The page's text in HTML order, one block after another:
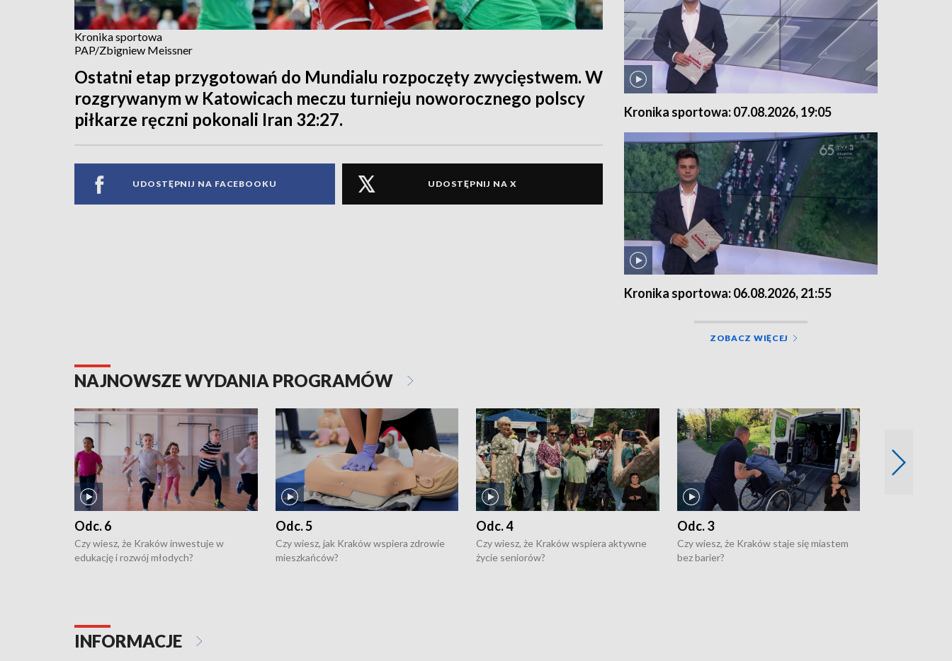
Kronika sportowa
PAP/Zbigniew Meissner
Ostatni etap przygotowań do Mundialu rozpoczęty zwycięstwem. W
rozgrywanym w Katowicach meczu turnieju noworocznego polscy
piłkarze ręczni pokonali Iran 32:27.
UDOSTĘPNIJ NA FACEBOOKU UDOSTĘPNIJ NA X
Kronika sportowa: 07.08.2026, 19:05
Kronika sportowa: 06.08.2026, 21:55
ZOBACZ WIĘCEJ
NAJNOWSZE WYDANIA PROGRAMÓW
Odc. 6
Czy wiesz, że Kraków inwestuje w
edukację i rozwój młodych?
Odc. 5
Czy wiesz, jak Kraków wspiera zdrowie
mieszkańców?
Odc. 4
Czy wiesz, że Kraków wspiera aktywne
życie seniorów?
Odc. 3
Czy wiesz, że Kraków staje się miastem
bez barier?
INFORMACJE